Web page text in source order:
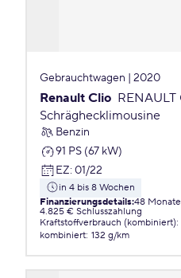
Gebrauchtwagen | 2020
Renault Clio
Schräghecklimousine
Benzin
91 PS (67 kW)
EZ: 01/22
in 4 bis 8 Wochen
Finanzierungsdetails:48 Monate
4.825 € Schlusszahlung
Kraftstoffverbrauch (kombiniert):
kombiniert: 132 g/km